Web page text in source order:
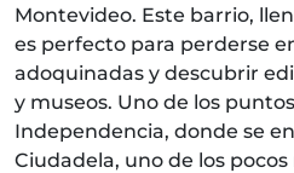
Montevideo. Este barrio,
es perfecto para perderse
adoquinadas y descubrir
y museos. Uno de los
Independencia, donde se
Ciudadela, uno de los